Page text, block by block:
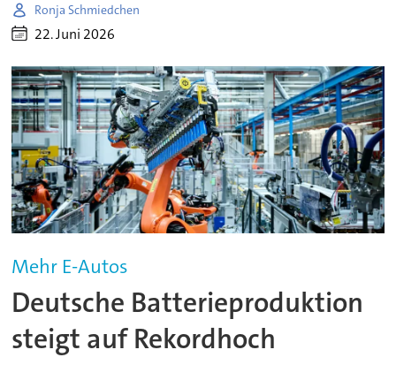
Ronja Schmiedchen
22. Juni 2026
Mehr E-Autos
Deutsche Batterieproduktion
steigt auf Rekordhoch